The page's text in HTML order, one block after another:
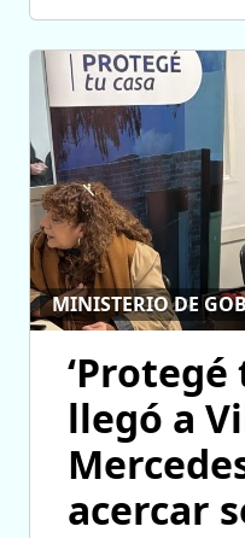
MINISTERIO DE
‘Protegé
llegó a
acercar